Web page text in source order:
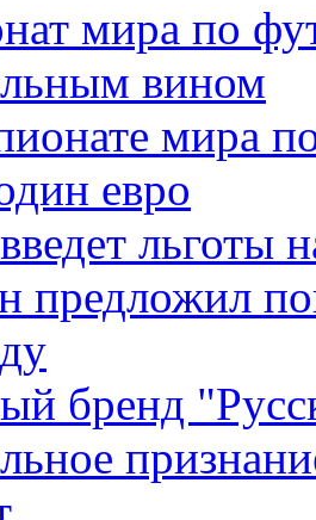
мира по
вином
мира
евро
льготы
бренд